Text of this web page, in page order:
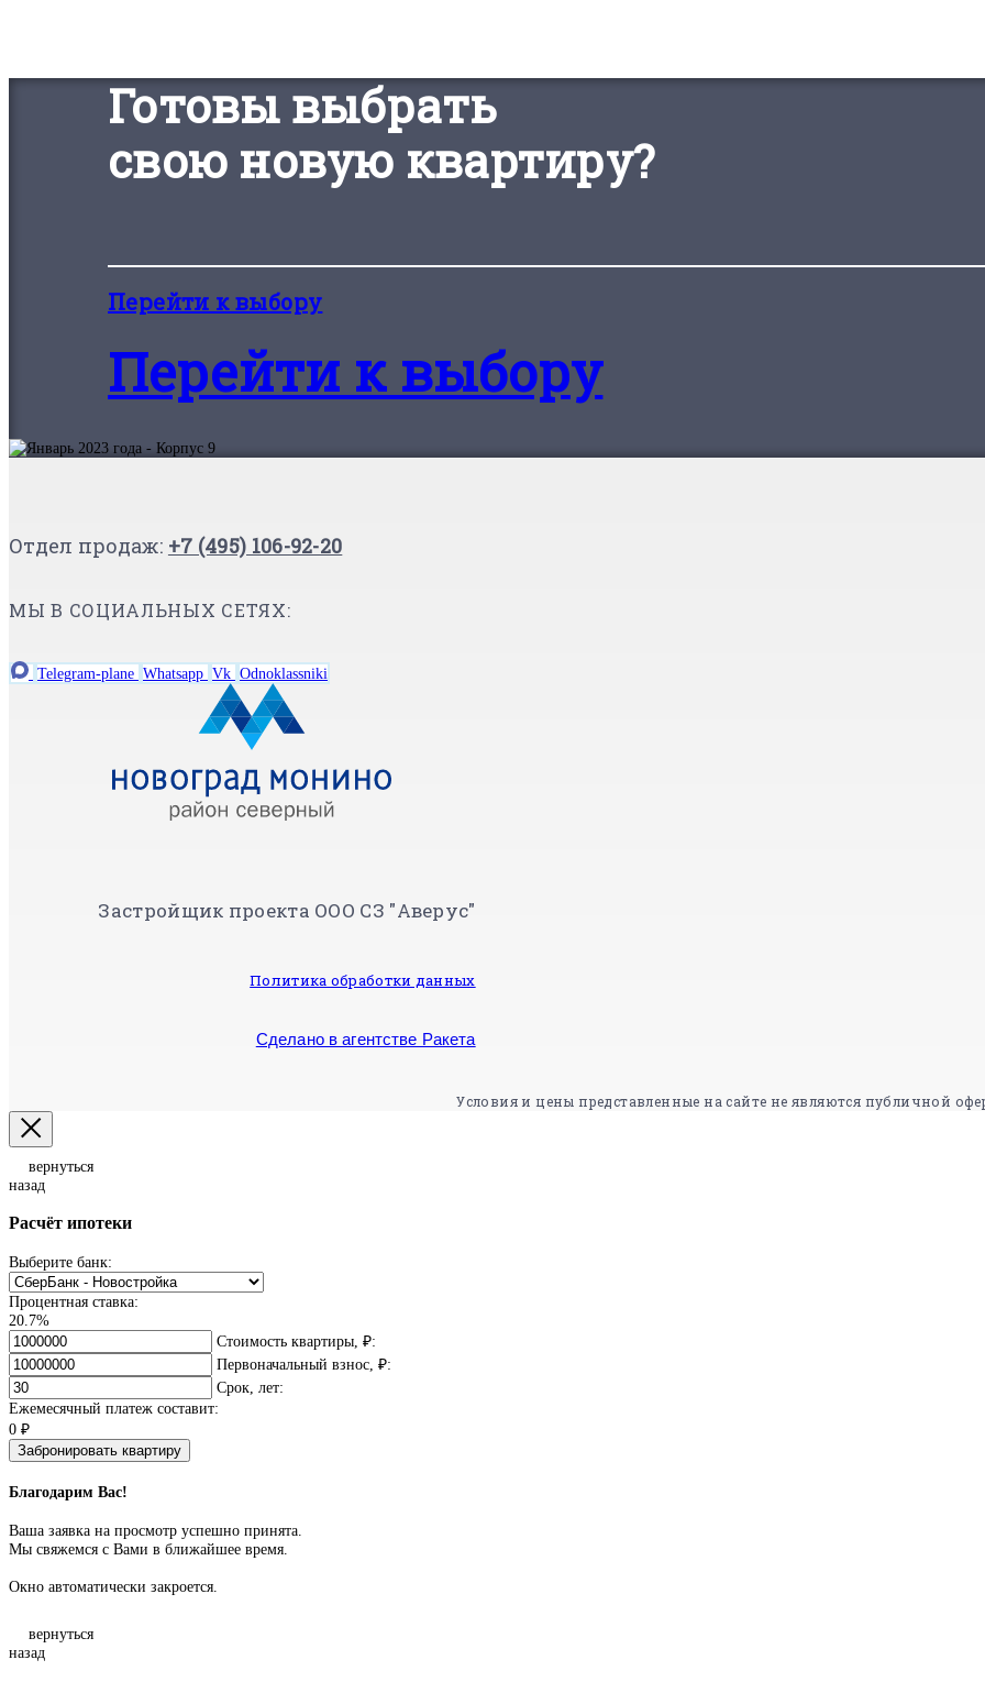
Готовы выбрать
свою новую квартиру?
Перейти к выбору
Перейти к выбору
Отдел продаж: +7 (495) 106-92-20
МЫ В СОЦИАЛЬНЫХ СЕТЯХ:
Telegram-plane Whatsapp Vk Odnoklassniki
Застройщик проекта ООО СЗ "Аверус"
Политика обработки данных
Сделано в агентстве Ракета
Условия и цены представленные на сайте не являются публичной
вернуться
назад
Расчёт ипотеки
Выберите банк:
Процентная ставка:
20.7%
Стоимость квартиры, ₽:
Первоначальный взнос, ₽:
Срок, лет:
Ежемесячный платеж составит:
0 ₽
Забронировать квартиру
Благодарим Вас!
Ваша заявка на просмотр успешно принята.
Мы свяжемся с Вами в ближайшее время.
Окно автоматически закроется.
вернуться
назад